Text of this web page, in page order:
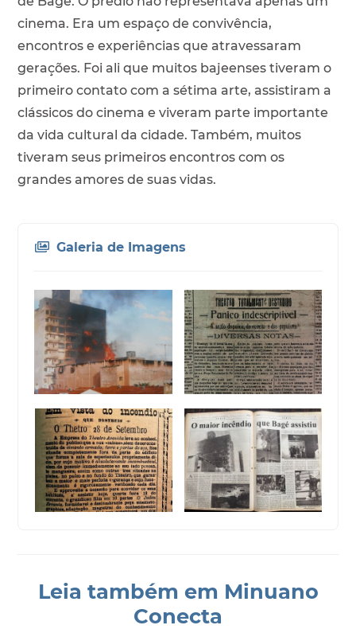
cinema. Era um espaço de convivência,
encontros e experiências que atravessaram
gerações. Foi ali que muitos bajeenses tiveram o
primeiro contato com a sétima arte, assistiram a
clássicos do cinema e viveram parte importante
da vida cultural da cidade. Também, muitos
tiveram seus primeiros encontros com os
grandes amores de suas vidas.
Galeria de Imagens
Leia também em Minuano
Conecta